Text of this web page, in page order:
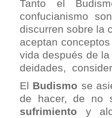
Tanto el
confucianismo son
discurren sobre la
aceptan
vida después de
deidades,
El Budismo se
de hacer, de no
sufrimiento y